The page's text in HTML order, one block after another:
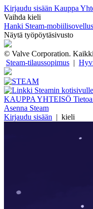
Kirjaudu sisään Kauppa
Vaihda kieli
Hanki Steam-mobiilisovellus
Näytä työpöytäsivusto
© Valve Corporation. Kaikki
Steam-tilaussopimus |
KAUPPA YHTEISÖ Tietoa
Asenna Steam
Kirjaudu sisään | kieli